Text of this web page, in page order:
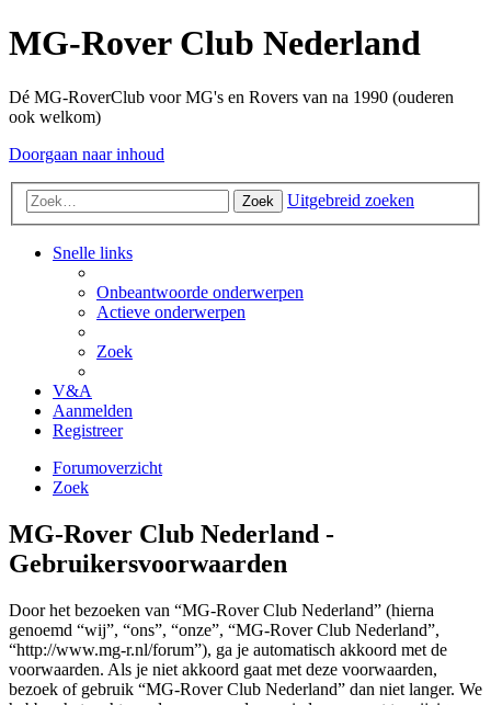
MG-Rover Club Nederland
Dé MG-RoverClub voor MG's en Rovers van na 1990 (ouderen
ook welkom)
Doorgaan naar inhoud
Zoek Uitgebreid zoeken
Snelle links
Onbeantwoorde onderwerpen
Actieve onderwerpen
Zoek
V&A
Aanmelden
Registreer
Forumoverzicht
Zoek
MG-Rover Club Nederland -
Gebruikersvoorwaarden
Door het bezoeken van “MG-Rover Club Nederland” (hierna
genoemd “wij”, “ons”, “onze”, “MG-Rover Club Nederland”,
“http://www.mg-r.nl/forum”), ga je automatisch akkoord met de
voorwaarden. Als je niet akkoord gaat met deze voorwaarden,
bezoek of gebruik “MG-Rover Club Nederland” dan niet langer. We